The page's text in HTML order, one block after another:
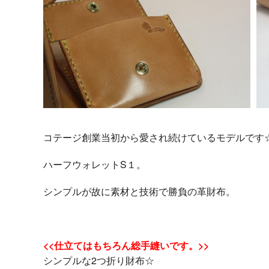
コテージ創業当初から愛され続けているモデルで
ハーフウォレットS１。
シンプルが故に素材と技術で勝負の革財布。
<<仕立てはもちろん総手縫いです。>>
シンプルな2つ折り財布☆